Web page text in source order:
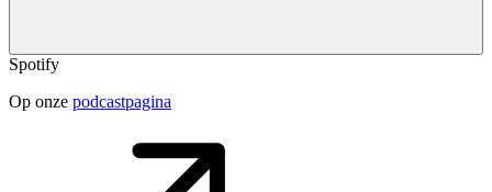
Spotify
Op onze podcastpagina